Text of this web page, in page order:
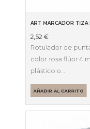
ART MARCADOR TIZA
2,52€
Rotulador de
color rosa flúor 4
plástico o…
AÑADIR AL CARRITO